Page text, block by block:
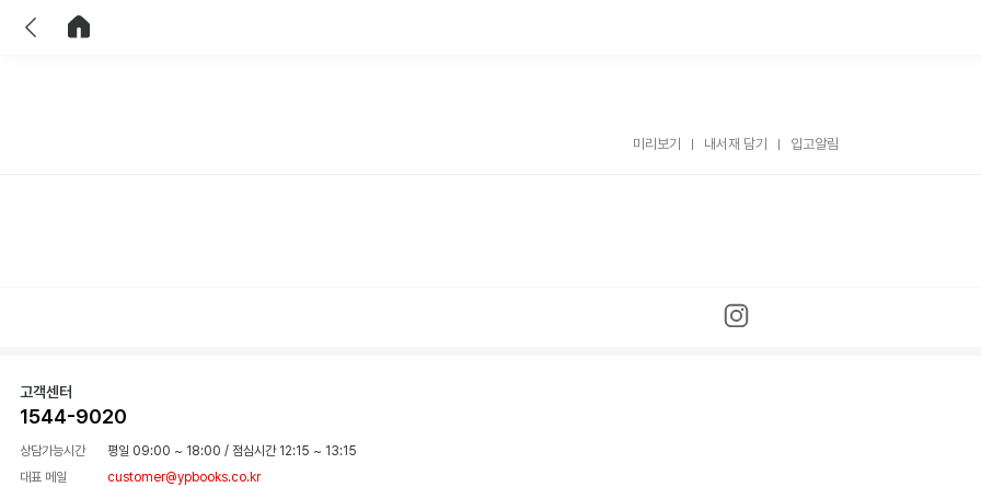
미리보기 내서재 담기 입고알림
고객센터
1544-9020
상담가능시간 평일 09:00 ~ 18:00 / 점심시간 12:15 ~ 13:15
대표 메일
customer@ypbooks.co.kr